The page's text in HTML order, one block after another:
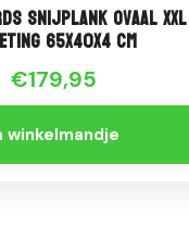
Snijplank Ovaal XXL
65x40x4 cm
€179,95
winkelmandje